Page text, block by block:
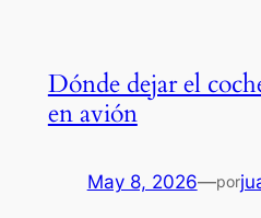
Dónde dejar el
en avión
May 8, 2026—por